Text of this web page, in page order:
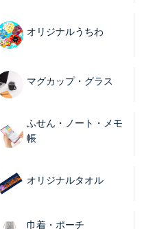
オリジナルうちわ
マグカップ・グラス
ふせん・ノート・メモ
帳
オリジナルタオル
巾着・ポーチ